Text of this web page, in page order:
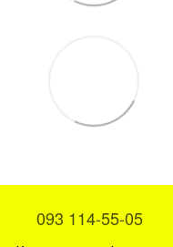
093 114-55-05